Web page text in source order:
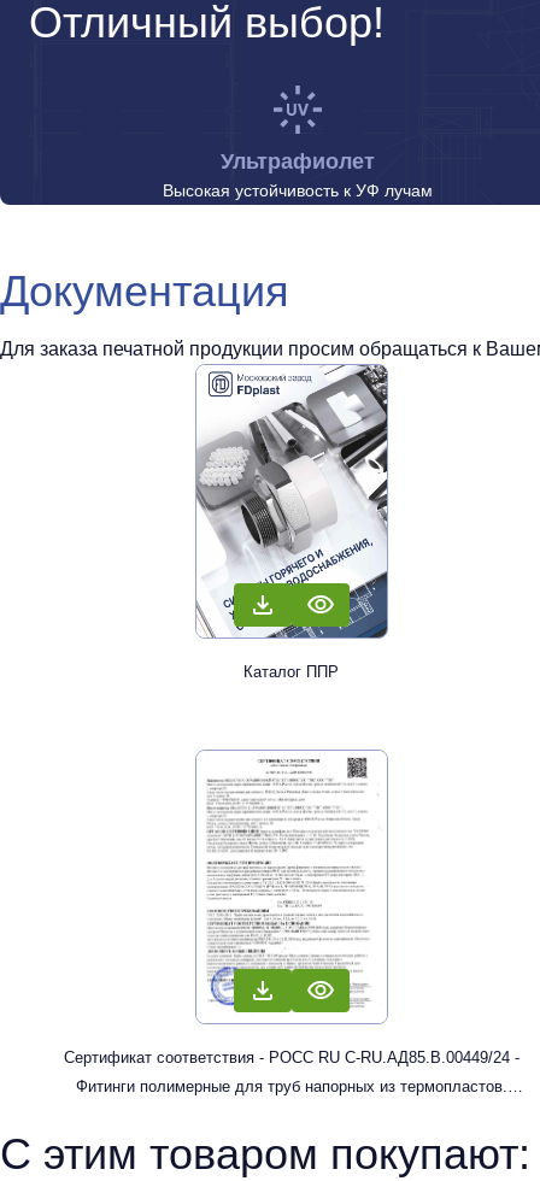
Отличный выбор!
Ультрафиолет
Высокая устойчивость к УФ лучам
Документация
Для заказа печатной продукции просим обращаться к
Каталог ППР
Сертификат соответствия - РОСС RU С-RU.АД85.В.00449/24 -
Фитинги полимерные для труб напорных из термопластов.
систем холодного, горячего водоснабжения и отопления
С этим товаром покупают: